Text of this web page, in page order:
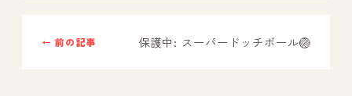
－ 福津事業所のブログ
← 前の記事 保護中: スーパードッチボール🏐